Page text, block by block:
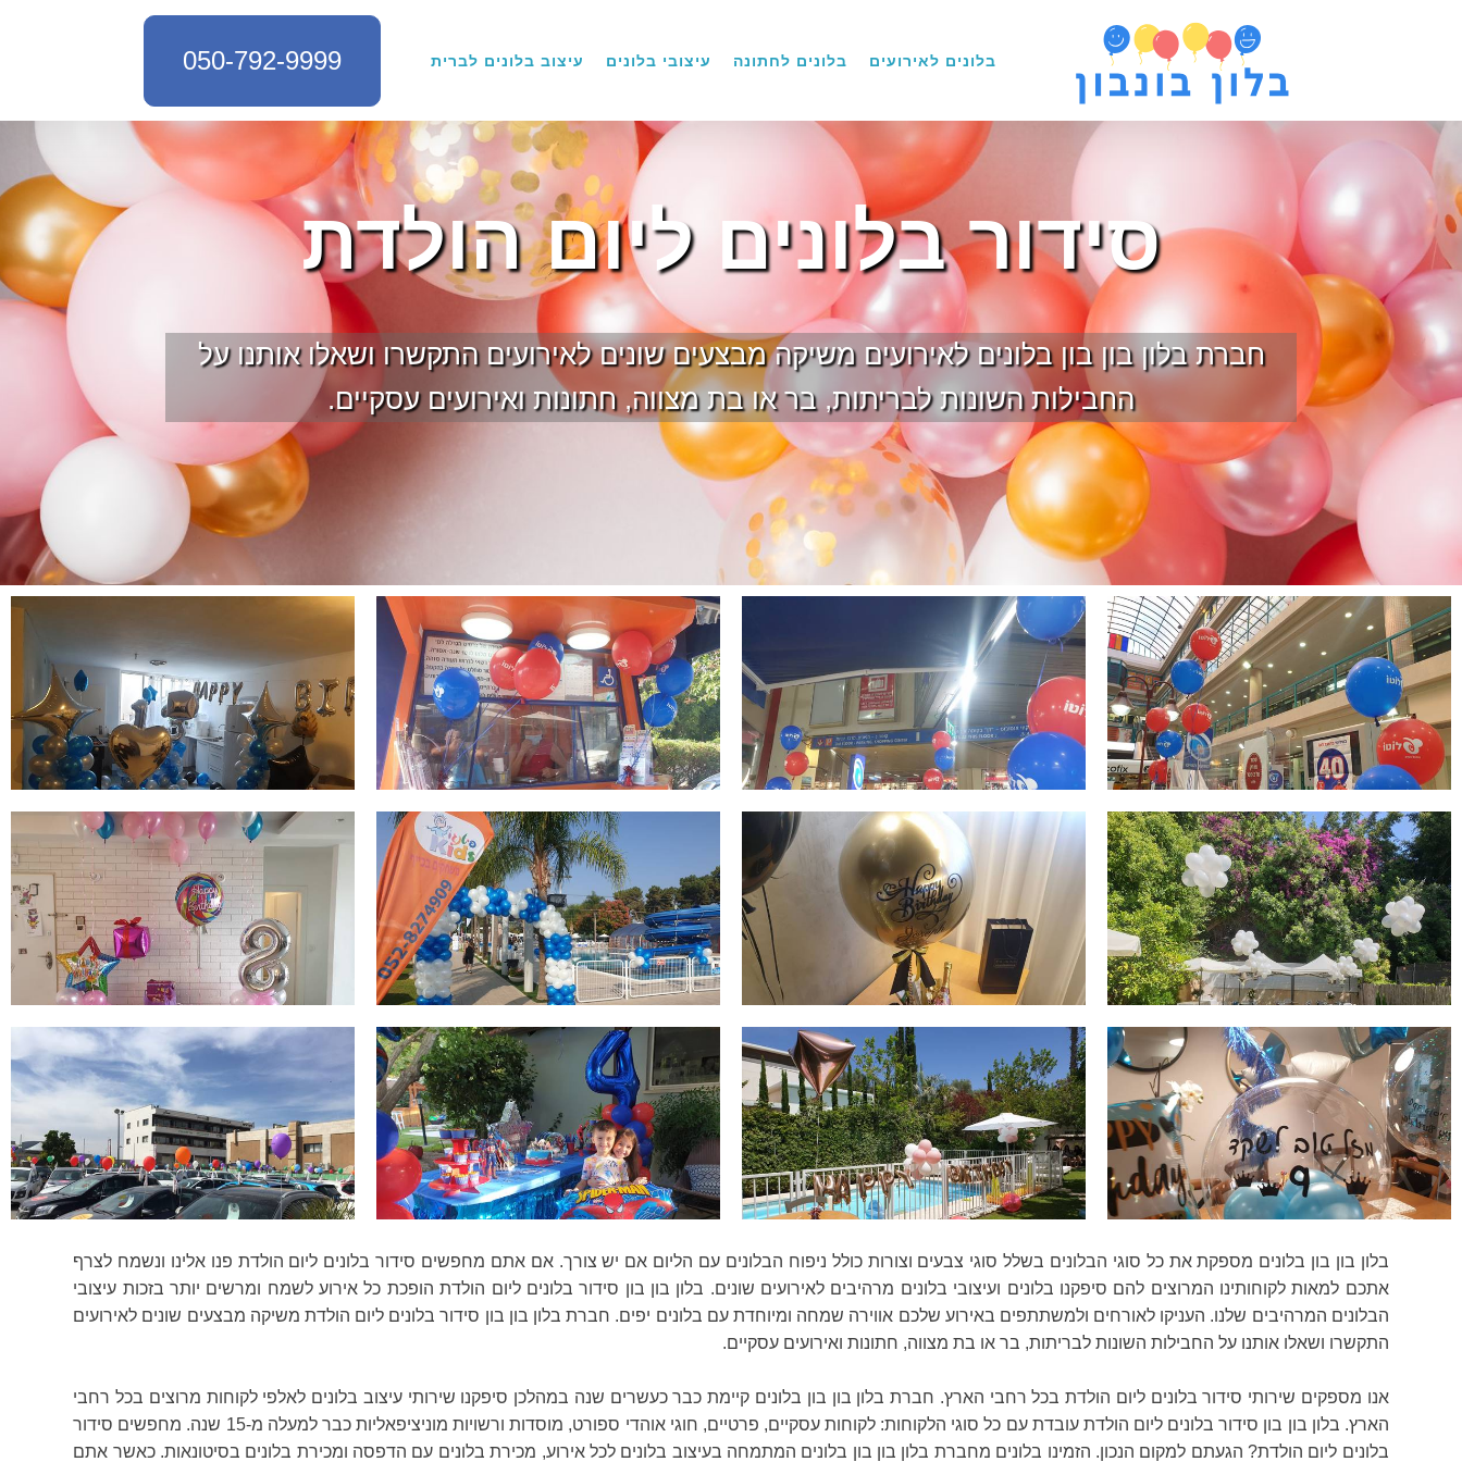
בלונים לאירועים בלונים לחתונה עיצובי בלונים עיצוב בלונים לברית 050-792-9999
סידור בלונים ליום הולדת
חברת בלון בון בון בלונים לאירועים משיקה מבצעים שונים לאירועים התקשרו ושאלו אותנו על
החבילות השונות לבריתות, בר או בת מצווה, חתונות ואירועים עסקיים.
בלון בון בון בלונים מספקת את כל סוגי הבלונים בשלל סוגי צבעים וצורות כולל ניפוח הבלונים עם הליום אם יש צורך. אם אתם מחפשים סידור בלונים ליום הולדת פנו אלינו ונשמח לצרף
אתכם למאות לקוחותינו המרוצים להם סיפקנו בלונים ועיצובי בלונים מרהיבים לאירועים שונים. בלון בון בון סידור בלונים ליום הולדת הופכת כל אירוע לשמח ומרשים יותר בזכות עיצובי
הבלונים המרהיבים שלנו. העניקו לאורחים ולמשתתפים באירוע שלכם אווירה שמחה ומיוחדת עם בלונים יפים. חברת בלון בון בון סידור בלונים ליום הולדת משיקה מבצעים שונים לאירועים
התקשרו ושאלו אותנו על החבילות השונות לבריתות, בר או בת מצווה, חתונות ואירועים עסקיים.
אנו מספקים שירותי סידור בלונים ליום הולדת בכל רחבי הארץ. חברת בלון בון בון בלונים קיימת כבר כעשרים שנה במהלכן סיפקנו שירותי עיצוב בלונים לאלפי לקוחות מרוצים בכל רחבי
הארץ. בלון בון בון סידור בלונים ליום הולדת עובדת עם כל סוגי הלקוחות: לקוחות עסקיים, פרטיים, חוגי אוהדי ספורט, מוסדות ורשויות מוניציפאליות כבר למעלה מ-15 שנה. מחפשים סידור
בלונים ליום הולדת? הגעתם למקום הנכון. הזמינו בלונים מחברת בלון בון בון בלונים המתמחה בעיצוב בלונים לכל אירוע, מכירת בלונים עם הדפסה ומכירת בלונים בסיטונאות. כאשר אתם